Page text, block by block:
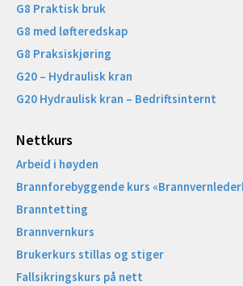
G8 Praktisk bruk
G8 med løfteredskap
G8 Praksiskjøring
G20 – Hydraulisk kran
G20 Hydraulisk kran – Bedriftsinternt
Nettkurs
Arbeid i høyden
Brannforebyggende kurs
Branntetting
Brannvernkurs
Brukerkurs stillas og stiger
Fallsikringskurs på nett